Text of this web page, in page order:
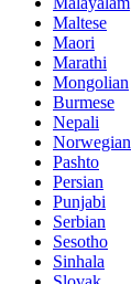
Maltese
Maori
Marathi
Mongolian
Burmese
Nepali
Norwegian
Pashto
Persian
Punjabi
Serbian
Sesotho
Sinhala